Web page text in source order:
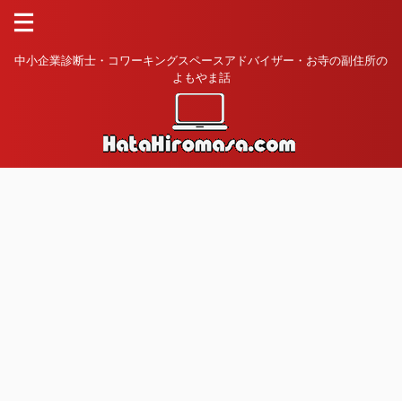
中小企業診断士・コワーキングスペースアドバイザー・お寺の副住所の
よもやま話